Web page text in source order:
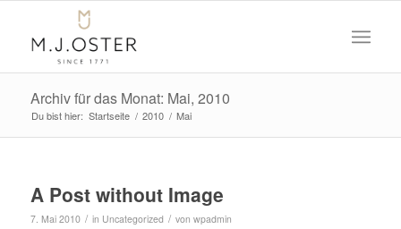
Archiv für das Monat: Mai, 2010
Du bist hier: Startseite / 2010 / Mai
A Post without Image
7. Mai 2010 / in Uncategorized / von wpadmin